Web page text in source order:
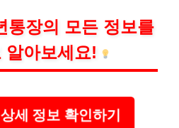
통장의 모든 정보를
알아보세요!
세 정보 확인하기